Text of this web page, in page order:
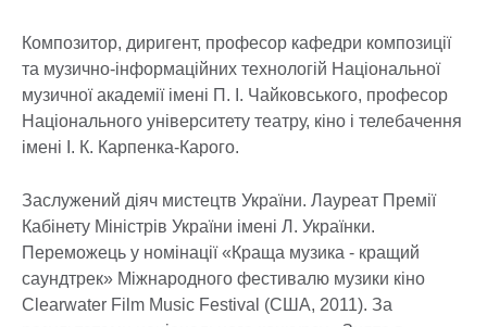
Композитор, диригент, професор кафедри композиції
та музично-інформаційних технологій Національної
музичної академії імені П. І. Чайковського, професор
Національного університету театру, кіно і телебачення
імені І. К. Карпенка-Карого.
Заслужений діяч мистецтв України. Лауреат Премії
Кабінету Міністрів України імені Л. Українки.
Переможець у номінації «Краща музика - кращий
саундтрек» Міжнародного фестивалю музики кіно
Clearwater Film Music Festival (США, 2011). За